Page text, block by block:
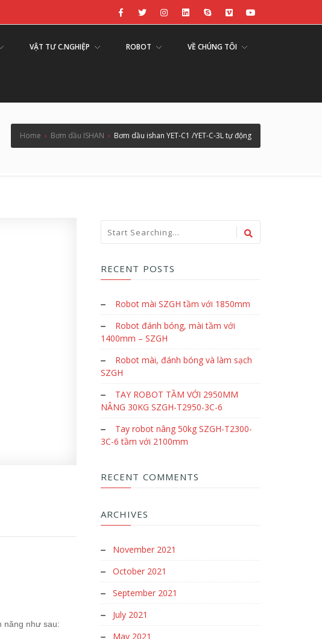
VẬT TƯ C.NGHIỆP ROBOT VỀ CHÚNG TÔI
Home › Bơm dầu ISHAN › Bơm dầu ishan YET-C1 /YET-C-3L tự động
năng như sau:
RECENT POSTS
Robot mài SZGH tầm với 1850mm
Robot đánh bóng, mài tầm với
1400mm – SZGH
Robot mài, đánh bóng và làm sạch
SZGH
TAY ROBOT TẦM VỚI 2950MM
NÂNG 30KG SZGH-T2950-3C-6
Tay robot nâng 50kg SZGH-T2300-
3C-6 tầm với 2100mm
RECENT COMMENTS
ARCHIVES
November 2021
October 2021
September 2021
July 2021
May 2021